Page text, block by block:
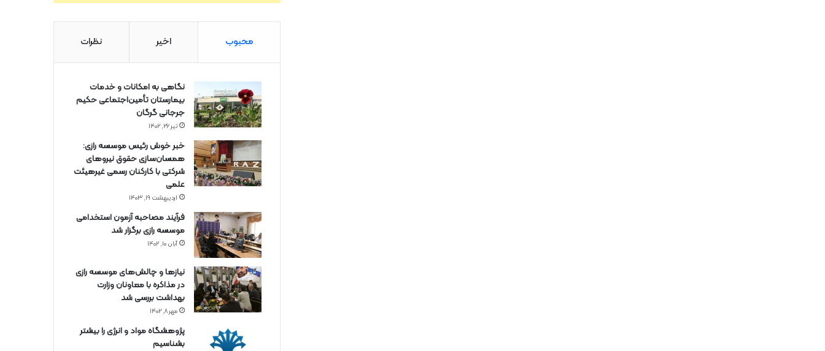
محبوب اخیر نظرات
نگاهی به امکانات و خدمات
بیمارستان تأمین‌اجتماعی حکیم
جرجانی گرگان
تیر ۲۶, ۱۴۰۲
خبر خوش رئیس موسسه رازی:
همسان‌سازی حقوق نیروهای
شرکتی با کارکنان رسمی غیرهیئت
علمی
اردیبهشت ۱۹, ۱۴۰۳
فرآیند مصاحبه آزمون استخدامی
موسسه رازی برگزار شد
آبان ۱۰, ۱۴۰۲
نیازها و چالش‌های موسسه رازی
در مذاکره با معاونان وزارت
بهداشت بررسی شد
مهر ۸, ۱۴۰۲
پژوهشگاه مواد و انرژی را بیشتر
بشناسیم